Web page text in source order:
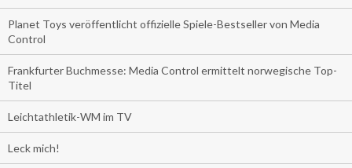
Planet Toys veröffentlicht offizielle Spiele-Bestseller von Media
Control
Frankfurter Buchmesse: Media Control ermittelt norwegische Top-
Titel
Leichtathletik-WM im TV
Leck mich!